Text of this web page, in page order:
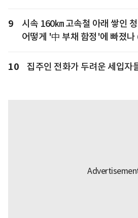
9
시속 160㎞ 고속철 아래 쌓인
어떻게 '中 부채 함정'에 빠졌나
10 집주인 전화가 두려운 세입자